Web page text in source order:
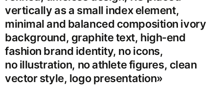
vertically as a small index element,
minimal and balanced composition ivory
background, graphite text, high-end
fashion brand identity, no icons,
no illustration, no athlete figures, clean
vector style, logo presentation»